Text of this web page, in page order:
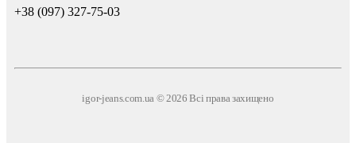
+38 (097) 327-75-03
igor-jeans.com.ua © 2026 Всі права захищено